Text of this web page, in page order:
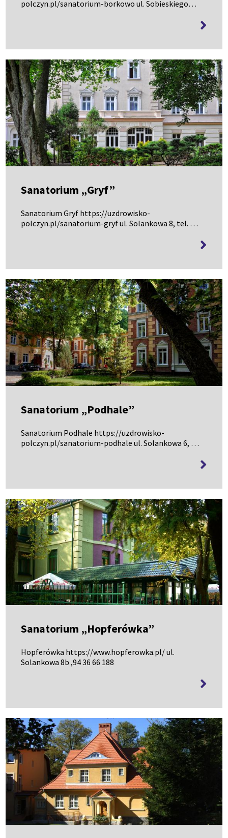
polczyn.pl/sanatorium-borkowo ul. Sobieskiego
więcej
Sanatorium „Gryf”
Sanatorium Gryf https://uzdrowisko-
polczyn.pl/sanatorium-gryf ul. Solankowa 8, tel. 94
więcej
Sanatorium „Podhale”
Sanatorium Podhale https://uzdrowisko-
polczyn.pl/sanatorium-podhale ul. Solankowa 6, 94
więcej
Sanatorium „Hopferówka”
Hopferówka https://www.hopferowka.pl/ ul.
Solankowa 8b ,94 36 66 188
więcej